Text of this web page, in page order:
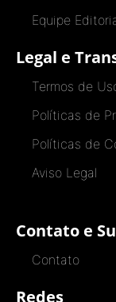
Equipe
Legal e
Termos de
Políticas de
Políticas de
Aviso Legal
Contato e
Contato
Redes